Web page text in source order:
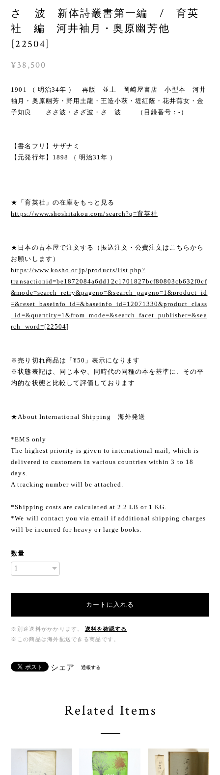
さゝ波 新体詩叢書第一編 / 育英
社 編 河井袖月・奥原幽芳他
[22504]
¥38,500
1901 （ 明治34年 ） 再版 並上 岡崎屋書店 小型本 河井
袖月・奥原幽芳・野用土龍・王造小萩・堤紅蔭・花井蕪女・金
子知良 ささ波・さざ波・さゞ波 （目録番号：-）
【書名フリ】サザナミ
【元発行年】1898 （ 明治31年 ）
★「育英社」の在庫をもっと見る
https://www.shoshitakou.com/search?q=育英社
★日本の古本屋で注文する（振込注文・公費注文はこちらから
お願いします）
https://www.kosho.or.jp/products/list.php?
transactionid=be1872084a6dd12c1701827bcf80803cb632f0cf
&mode=search_retry&pageno=&search_pageno=1&product_id
=&reset_baseinfo_id=&baseinfo_id=12071330&product_class
_id=&quantity=1&from_mode=&search_facet_publisher=&sea
rch_word=[22504]
※売り切れ商品は「¥50」表示になります
※状態表記は、同じ本や、同時代の同種の本を基準に、その平
均的な状態と比較して評価しております
★About International Shipping 海外発送
*EMS only
The highest priority is given to international mail, which is
delivered to customers in various countries within 3 to 18
days.
A tracking number will be attached.
*Shipping costs are calculated at 2.2 LB or 1 KG.
*We will contact you via email if additional shipping charges
will be incurred for heavy or large books.
数量
カートに入れる
※別途送料がかかります。
送料を確認する
※この商品は海外配送できる商品です。
シェア 通報する
Related Items